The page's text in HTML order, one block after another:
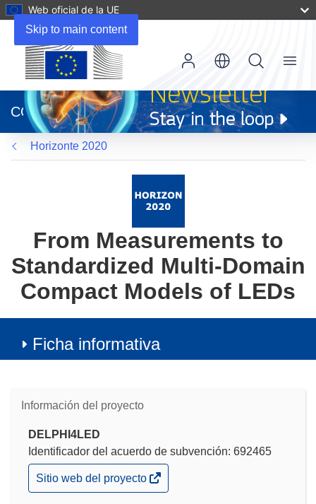
Skip to main content
Web oficial de la UE
abrirá
en
una
nueva
ventana)
CORDIS
Menu
Horizonte 2020
From Measurements to
Standardized Multi-Domain
Compact Models of LEDs
Ficha informativa
Información del proyecto
DELPHI4LED
Identificador del acuerdo de subvención: 692465
(se
abrirá
Sitio web del proyecto